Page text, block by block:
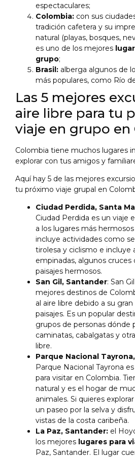
espectaculares;
Colombia: con sus
tradición cafetera y su
natural (playas, bosques,
es uno de los mejores
grupo;
Brasil: alberga algunos de
más populares, como Río
Las 5 mejores
aire libre para tu
viaje en grupo en
Colombia tiene muchos lugares
explorar con tus amigos y
Aquí hay 5 de las mejores
tu próximo viaje grupal en
Ciudad Perdida, Santa
Ciudad Perdida es un viaje
a los lugares más
incluye actividades como
tirolesa y ciclismo e incluye
empinadas, algunos
paisajes hermosos.
San Gil, Santander: San
mejores destinos de
al aire libre debido a su
paisajes. Es un popular
grupos de personas dónde
caminatas, cabalgatas y
libre.
Parque Nacional
Parque Nacional Tayrona
para visitar en Colombia.
natural y es el hogar de
animales. Si quieres
un paseo por la selva y
vistas de la costa caribeña.
La Paz, Santander: el
los mejores lugares para
Paz, Santander. El lugar